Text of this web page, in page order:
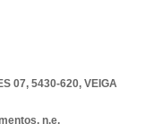
07, 5430-620, VEIGA
n.e.